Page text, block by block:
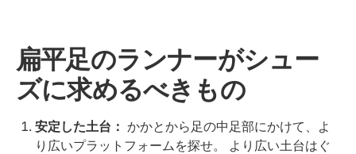
扁平足のランナーがシュー
ズに求めるべきもの
安定した土台： かかとから足の中足部にかけて、よ
り広いプラットフォームを探せ。 より広い土台はぐ